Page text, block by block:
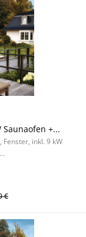
Saunaofen +...
Fenster, inkl. 9 kW
€